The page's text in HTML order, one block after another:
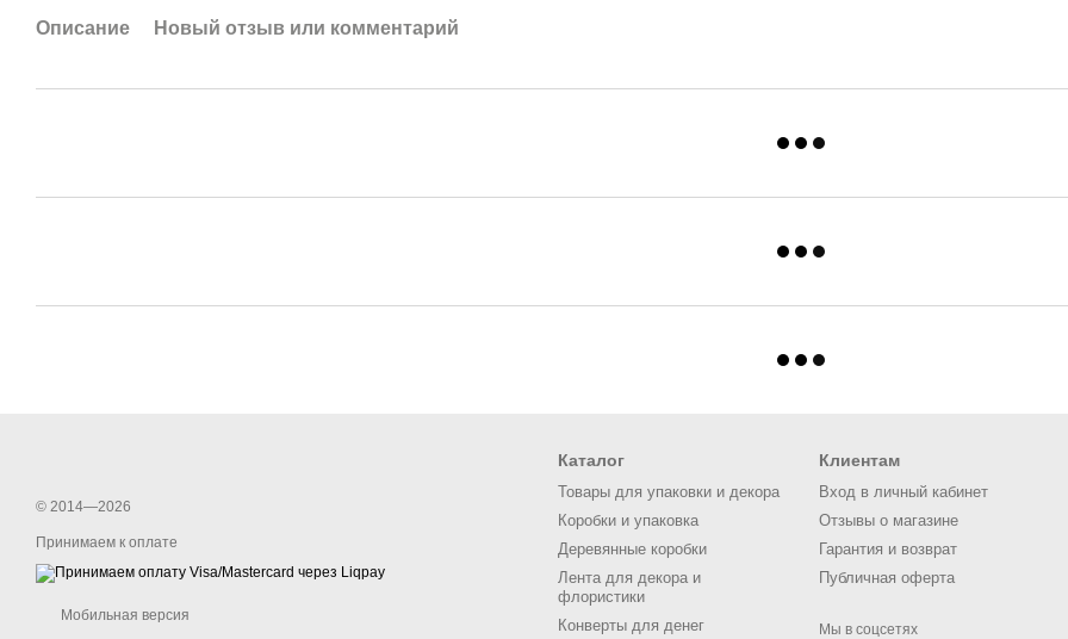
Описание Новый отзыв или комментарий
© 2014—2026
Принимаем к оплате
Мобильная версия
Каталог
Товары для упаковки и декора
Коробки и упаковка
Деревянные коробки
Лента для декора и
флористики
Конверты для денег
Клиентам
Вход в личный кабинет
Отзывы о магазине
Гарантия и возврат
Публичная оферта
Мы в соцсетях